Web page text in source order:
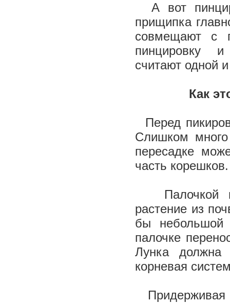
А вот
прищипка
совмещают с
пинцировку
считают одной
Как
Перед
Слишком
пересадке
часть
Палочкой
растение из
бы небольшой
палочке
Лунка должна
корневая
Придерживая